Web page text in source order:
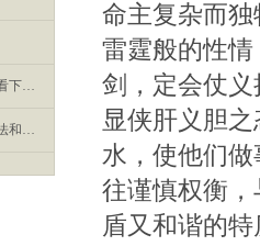
猫咪在你家过得很幸福的特征，看下你家猫有哪几条
京东拓先申请服务的交易结算方法和装置专利, 为服务类物品线上交易和结算提供便利
命主复杂而
雷霆般的性
剑，定会仗
显侠肝义胆
水，使他们
往谨慎权衡
盾又和谐的